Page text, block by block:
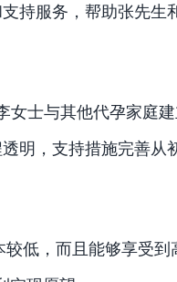
持服务，帮助张先生
士与其他代孕家庭
明，支持措施完善从
低，而且能够享受